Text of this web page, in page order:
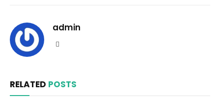
admin
RELATED POSTS